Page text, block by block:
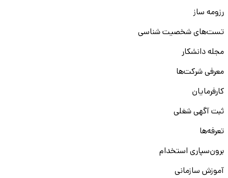
رزومه ساز
تست‌های شخصیت شناسی
مجله دانشکار
معرفی شرکت‌ها
کارفرمایان
ثبت آگهی شغلی
تعرفه‌ها
برون‌سپاری استخدام
آموزش سازمانی